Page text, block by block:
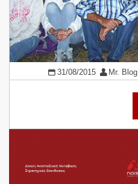
31/08/2015 Mr. Blog